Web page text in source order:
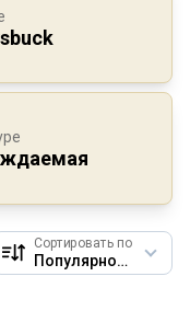
Сортировать по